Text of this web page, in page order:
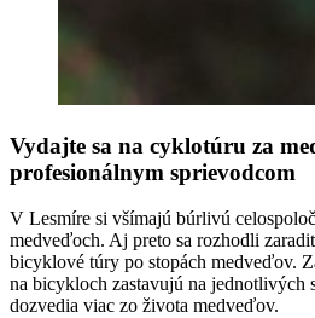
Vydajte sa na cyklotúru za
profesionálnym sprievodcom
V Lesmíre si všímajú búrlivú
medveďoch. Aj preto sa rozhodli
bicyklové túry po stopách medveďov.
na bicykloch zastavujú na jednotlivých
dozvedia viac zo života medveďov.